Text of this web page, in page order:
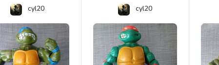
cyl20 cyl20